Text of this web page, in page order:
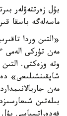
بۇل زەرتتەۋلەر
ماسەلەگە باسقا
«التىن وردا
مەن تۇركى
وتە وزەكتى.
شاپقىنشىلىعى»
مەن
بىلەتىن